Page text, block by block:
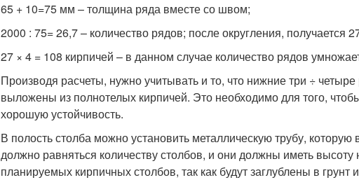
65 + 10=75 мм – толщина ряда вместе со швом;
2000 : 75= 26,7 – количество рядов; после округления, получается
27 × 4 = 108 кирпичей – в данном случае количество рядов
Производя расчеты, нужно учитывать и то, что нижние три ÷
выложены из полнотелых кирпичей. Это необходимо для того,
хорошую устойчивость.
В полость столба можно установить металлическую трубу,
должно равняться количеству столбов, и они должны иметь
планируемых кирпичных столбов, так как будут заглублены в